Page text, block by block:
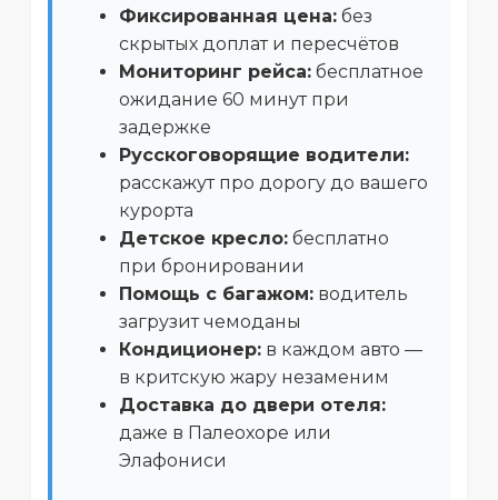
Фиксированная цена: без
скрытых доплат и пересчётов
Мониторинг рейса: бесплатное
ожидание 60 минут при
задержке
Русскоговорящие водители:
расскажут про дорогу до вашего
курорта
Детское кресло: бесплатно
при бронировании
Помощь с багажом: водитель
загрузит чемоданы
Кондиционер: в каждом авто —
в критскую жару незаменим
Доставка до двери отеля:
даже в Палеохоре или
Элафониси